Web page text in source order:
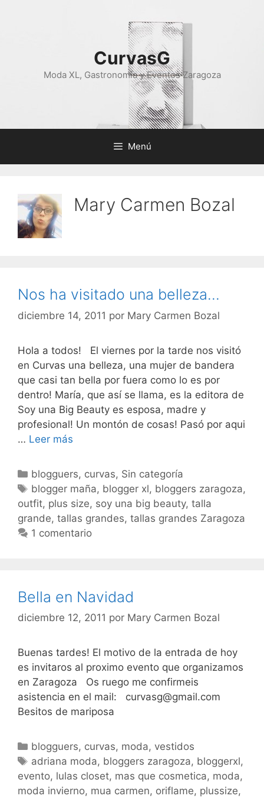
CurvasG
Moda XL, Gastronomía y Eventos Zaragoza
Menú
Mary Carmen Bozal
Nos ha visitado una belleza…
diciembre 14, 2011 por Mary Carmen Bozal
Hola a todos! El viernes por la tarde nos visitó
en Curvas una belleza, una mujer de bandera
que casi tan bella por fuera como lo es por
dentro! María, que así se llama, es la editora de
Soy una Big Beauty es esposa, madre y
profesional! Un montón de cosas! Pasó por aqui
… Leer más
una
belleza…
Categorías
blogguers, curvas, Sin categoría
Etiquetas
blogger maña, blogger xl, bloggers zaragoza,
outfit, plus size, soy una big beauty, talla
grande, tallas grandes, tallas grandes Zaragoza
1 comentario
Bella en Navidad
diciembre 12, 2011 por Mary Carmen Bozal
Buenas tardes! El motivo de la entrada de hoy
es invitaros al proximo evento que organizamos
en Zaragoza Os ruego me confirmeis
asistencia en el mail: curvasg@gmail.com
Besitos de mariposa
Categorías
blogguers, curvas, moda, vestidos
Etiquetas
adriana moda, bloggers zaragoza, bloggerxl,
evento, lulas closet, mas que cosmetica, moda,
moda invierno, mua carmen, oriflame, plussize,